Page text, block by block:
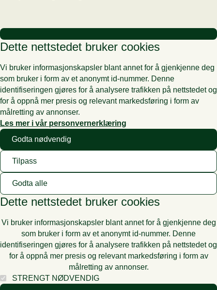
Dette nettstedet bruker cookies
Vi bruker informasjonskapsler blant annet for å gjenkjenne deg
som bruker i form av et anonymt id-nummer. Denne
identifiseringen gjøres for å analysere trafikken på nettstedet og
for å oppnå mer presis og relevant markedsføring i form av
målretting av annonser.
Les mer i vår personvernerklæring
Godta nødvendig
Tilpass
Godta alle
Dette nettstedet bruker cookies
Vi bruker informasjonskapsler blant annet for å gjenkjenne deg
som bruker i form av et anonymt id-nummer. Denne
identifiseringen gjøres for å analysere trafikken på nettstedet og
for å oppnå mer presis og relevant markedsføring i form av
målretting av annonser.
STRENGT NØDVENDIG